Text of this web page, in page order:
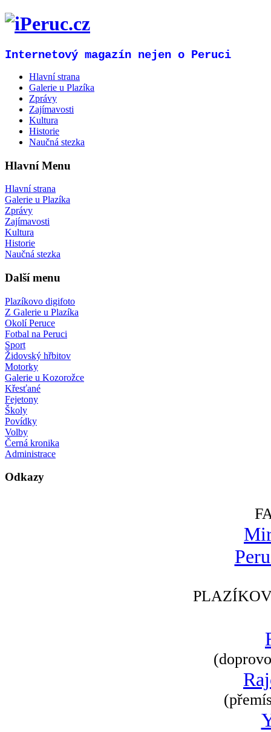
Internetový magazín nejen o Peruci
Hlavní strana
Galerie u Plazíka
Zprávy
Zajímavosti
Kultura
Historie
Naučná stezka
Hlavní Menu
Hlavní strana
Galerie u Plazíka
Zprávy
Zajímavosti
Kultura
Historie
Naučná stezka
Další menu
Plazíkovo digifoto
Z Galerie u Plazíka
Okolí Peruce
Fotbal na Peruci
Sport
Židovský hřbitov
Motorky
Galerie u Kozorožce
Křesťané
Fejetony
Školy
Povídky
Volby
Černá kronika
Administrace
Odkazy